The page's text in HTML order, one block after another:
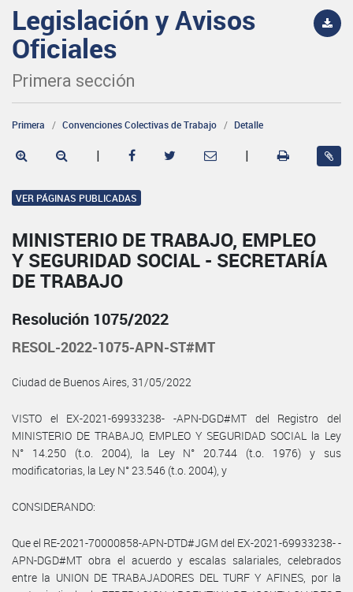
Legislación y Avisos
Oficiales
Primera sección
Primera Convenciones Colectivas de Trabajo Detalle
| |
VER PÁGINAS PUBLICADAS
MINISTERIO DE TRABAJO, EMPLEO
Y SEGURIDAD SOCIAL - SECRETARÍA
DE TRABAJO
Resolución 1075/2022
RESOL-2022-1075-APN-ST#MT
Ciudad de Buenos Aires, 31/05/2022
VISTO el EX-2021-69933238- -APN-DGD#MT del Registro del
MINISTERIO DE TRABAJO, EMPLEO Y SEGURIDAD SOCIAL la Ley
N° 14.250 (t.o. 2004), la Ley N° 20.744 (t.o. 1976) y sus
modificatorias, la Ley N° 23.546 (t.o. 2004), y
CONSIDERANDO:
Que el RE-2021-70000858-APN-DTD#JGM del EX-2021-69933238- -
APN-DGD#MT obra el acuerdo y escalas salariales, celebrados
entre la UNION DE TRABAJADORES DEL TURF Y AFINES, por la